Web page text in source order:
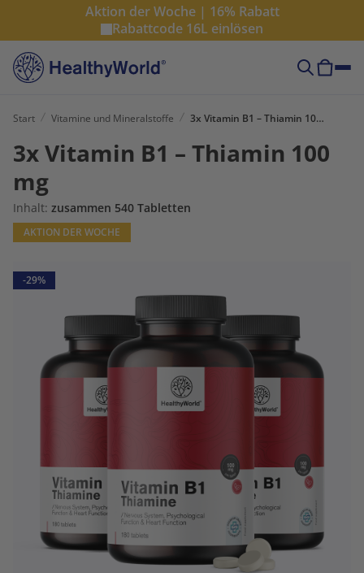
Aktion der Woche | 16% Rabatt
Rabattcode 16L einlösen
Start Vitamine und Mineralstoffe 3x Vitamin B1 – Thiamin 100 mg
3x Vitamin B1 – Thiamin 100
mg
Inhalt: zusammen 540 Tabletten
AKTION DER WOCHE
-29%